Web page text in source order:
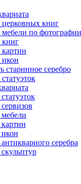
книг
по фотографии
старинное серебро
серебра